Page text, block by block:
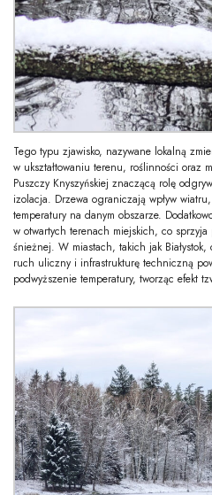
Tego typu zjawisko, nazywane lokalną
w ukształtowaniu terenu, roślinności oraz
Puszczy Knyszyńskiej znaczącą rolę
izolacja. Drzewa ograniczają wpływ
temperatury na danym obszarze.
w otwartych terenach miejskich, co
śnieżnej. W miastach, takich jak
ruch uliczny i infrastrukturę techniczną
podwyższenie temperatury, tworząc efekt